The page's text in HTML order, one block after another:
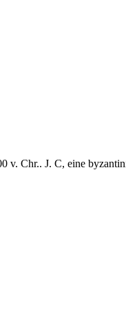
v. Chr.. J. C, eine